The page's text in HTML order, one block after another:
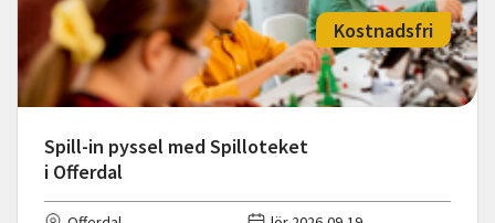
Spill-in pyssel med Spilloteket
i Offerdal
Kostnadsfri